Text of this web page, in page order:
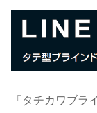
「タチカワブラ